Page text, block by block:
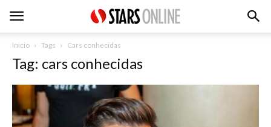
Inicio Tags Cars conhecidas
Tag: cars conhecidas